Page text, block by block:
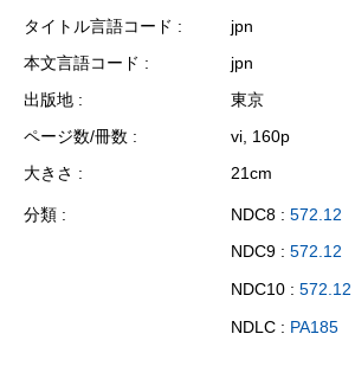
タイトル言語コード
jpn
本文言語コード
jpn
出版地
東京
ページ数/冊数
vi, 160p
大きさ
21cm
分類 NDC8 : 572.12
NDC9 : 572.12
NDC10 : 572.12
NDLC : PA185